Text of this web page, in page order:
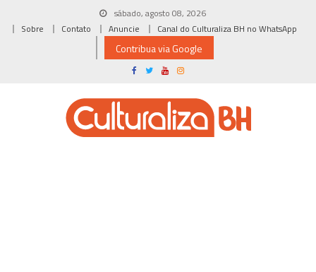
sábado, agosto 08, 2026
Sobre
Contato Anuncie Canal do Culturaliza BH no WhatsApp
Contribua via Google